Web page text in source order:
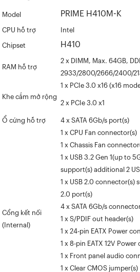
Model PRIME H410M-K
CPU hỗ trợ Intel
Chipset H410
RAM hỗ trợ
2 x DIMM, Max. 64GB,
2933/2800/2666/2400/
Khe cắm mở rộng
1 x PCIe 3.0 x16 (x16
2 x PCIe 3.0 x1
Ổ cứng hỗ trợ 4 x SATA 6Gb/s port(s)
Cổng kết nối
(Internal)
1 x CPU Fan connector(s)
1 x Chassis Fan
1 x USB 3.2 Gen 1(up to
support(s) additional 2
1 x USB 2.0 connector(s)
2.0 port(s)
4 x SATA 6Gb/s
1 x S/PDIF out header(s)
1 x 24-pin EATX Power
1 x 8-pin EATX 12V
1 x Front panel audio
1 x Clear CMOS jumper(s)